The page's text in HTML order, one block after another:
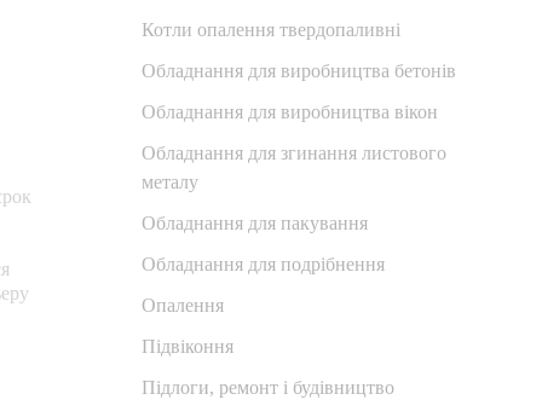
Котли опалення твердопаливні
Обладнання для виробництва бетонів
Обладнання для виробництва вікон
Обладнання для згинання листового
металу
Обладнання для пакування
Обладнання для подрібнення
Опалення
Підвіконня
Підлоги, ремонт і будівництво